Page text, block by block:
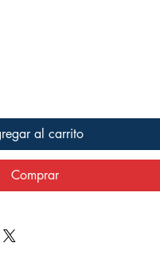
al carrito
Comprar